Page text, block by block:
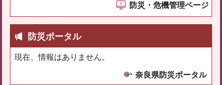
防災・危機管理ページ
防災ポータル
現在、情報はありません。
奈良県防災ポータル